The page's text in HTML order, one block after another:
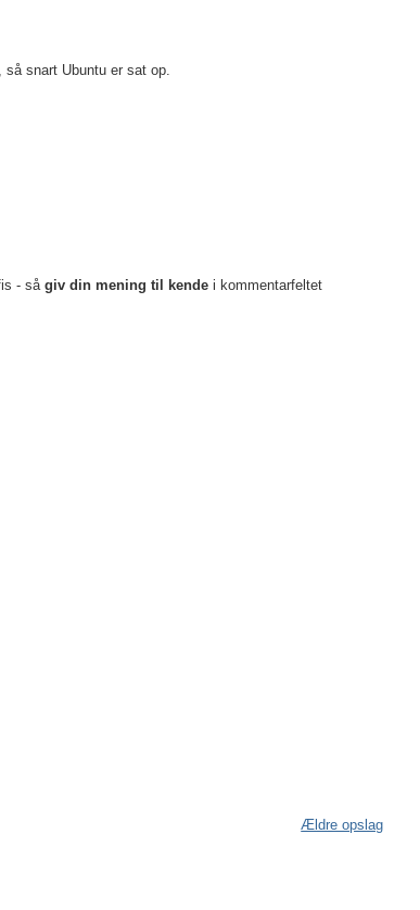
snart Ubuntu er sat op.
- så giv din mening til kendei kommentarfeltet
Ældre opslag